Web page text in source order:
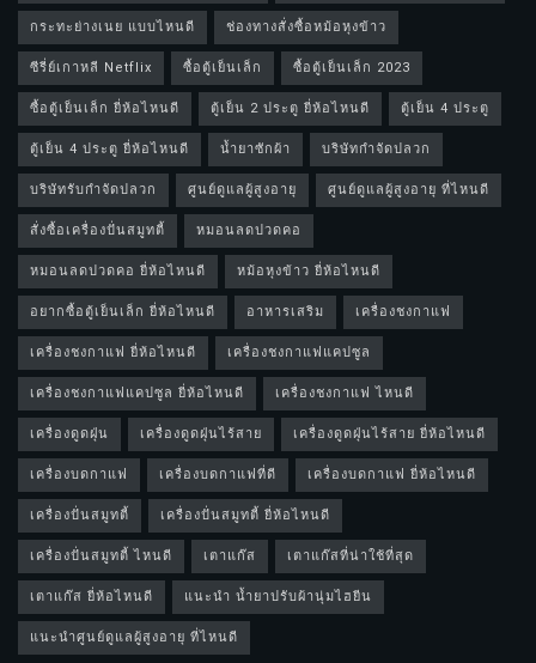
กระทะย่างเนย แบบไหนดี
ช่องทางสั่งซื้อหม้อหุงข้าว
ซีรี่ย์เกาหลี Netflix
ซื้อตู้เย็นเล็ก
ซื้อตู้เย็นเล็ก 2023
ซื้อตู้เย็นเล็ก ยี่ห้อไหนดี
ตู้เย็น 2 ประตู ยี่ห้อไหนดี
ตู้เย็น 4 ประตู
ตู้เย็น 4 ประตู ยี่ห้อไหนดี
น้ำยาซักผ้า
บริษัทกำจัดปลวก
บริษัทรับกำจัดปลวก
ศูนย์ดูแลผู้สูงอายุ
ศูนย์ดูแลผู้สูงอายุ ที่ไหนดี
สั่งซื้อเครื่องปั่นสมูทตี้
หมอนลดปวดคอ
หมอนลดปวดคอ ยี่ห้อไหนดี
หม้อหุงข้าว ยี่ห้อไหนดี
อยากซื้อตู้เย็นเล็ก ยี่ห้อไหนดี
อาหารเสริม
เครื่องชงกาแฟ
เครื่องชงกาแฟ ยี่ห้อไหนดี
เครื่องชงกาแฟแคปซูล
เครื่องชงกาแฟแคปซูล ยี่ห้อไหนดี
เครื่องชงกาแฟ ไหนดี
เครื่องดูดฝุ่น
เครื่องดูดฝุ่นไร้สาย
เครื่องดูดฝุ่นไร้สาย ยี่ห้อไหนดี
เครื่องบดกาแฟ
เครื่องบดกาแฟที่ดี
เครื่องบดกาแฟ ยี่ห้อไหนดี
เครื่องปั่นสมูทตี้
เครื่องปั่นสมูทตี้ ยี่ห้อไหนดี
เครื่องปั่นสมูทตี้ ไหนดี
เตาแก๊ส
เตาแก๊สที่น่าใช้ที่สุด
เตาแก๊ส ยี่ห้อไหนดี
แนะนำ น้ำยาปรับผ้านุ่มไฮยีน
แนะนำศูนย์ดูแลผู้สูงอายุ ที่ไหนดี